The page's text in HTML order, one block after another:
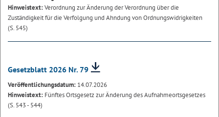
Hinweistext:Verordnung zur Änderung der Verordnung über die
Zuständigkeit für die Verfolgung und Ahndung von Ordnungswidrigkeiten
(S. 545)
Gesetzblatt 2026 Nr. 79
Veröffentlichungsdatum: 14.07.2026
Hinweistext: Fünftes Ortsgesetz zur Änderung des Aufnahmeortsgesetzes
(S. 543 - 544)